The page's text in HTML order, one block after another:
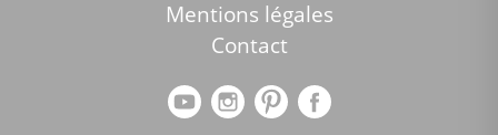
Mentions légales
Contact